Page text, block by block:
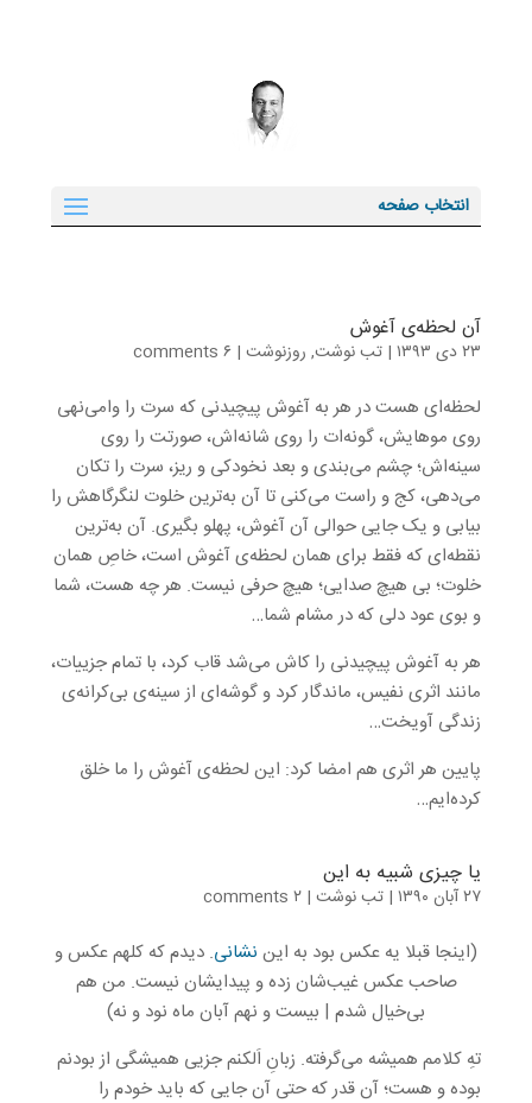
انتخاب صفحه
آن لحظه‌ی آغوش
۲۳ دی ۱۳۹۳ | تب نوشت, روزنوشت| ۶ comments
لحظه‌ای هست در هر به آغوش پیچیدنی که سرت را وامی‌نهی
روی موهایش، گونه‌ات را روی شانه‌اش، صورتت را روی
سینه‌اش؛ چشم می‌بندی و بعد نخودکی و ریز، سرت را تکان
می‌دهی، کج و راست می‌کنی تا آن به‌ترین خلوت لنگرگاهش را
بیابی و یک جایی حوالی آن آغوش، پهلو بگیری. آن به‌ترین
نقطه‌ای که فقط برای همان لحظه‌ی آغوش است، خاصِ همان
خلوت؛ بی هیچ صدایی؛ هیچ حرفی نیست. هر چه هست، شما
و بوی عود دلی که در مشام شما…
هر به آغوش پیچیدنی را کاش می‌شد قاب کرد، با تمام جزییات،
مانند اثری نفیس، ماندگار کرد و گوشه‌ای از سینه‌ی بی‌کرانه‌ی
زندگی آویخت…
پایین هر اثری هم امضا کرد: این لحظه‌ی آغوش را ما خلق
کرده‌ایم…
یا چیزی شبیه به این
۲۷ آبان ۱۳۹۰ | تب نوشت| ۲ comments
(اینجا قبلا یه عکس بود به این نشانی. دیدم که کلهم عکس و
صاحب عکس غیب‌شان زده و پیدایشان نیست. من هم
بی‌خیال شدم | بیست و نهم آبان ماه نود و نه)
تهِ کلامم همیشه می‌گرفته. زبانِ اَلکنم جزیی همیشگی از بودنم
بوده و هست؛ آن قدر که حتی آن جایی که باید خودم را